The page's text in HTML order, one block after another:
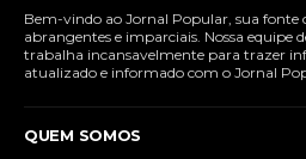
Bem-vindo ao Jornal Popular, sua fonte
abrangentes e imparciais. Nossa equipe
trabalha incansavelmente para trazer
atualizado e informado com o Jornal
QUEM SOMOS